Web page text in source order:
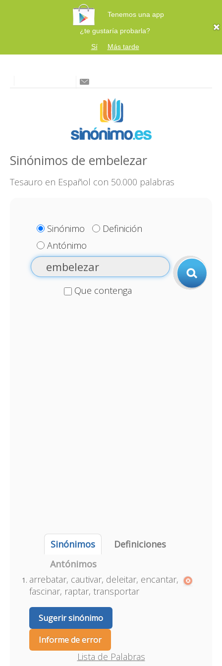
Tenemos una app
¿te gustaría probarla?
Sí
Más tarde
Sinónimos de embelezar
Tesauro en Español con 50.000 palabras
Sinónimo
Definición
Antónimo
Que contenga
Sinónimos
Definiciones
Antónimos
arrebatar, cautivar, deleitar, encantar,
fascinar, raptar, transportar
Sugerir sinónimo
Informe de error
Lista de Palabras